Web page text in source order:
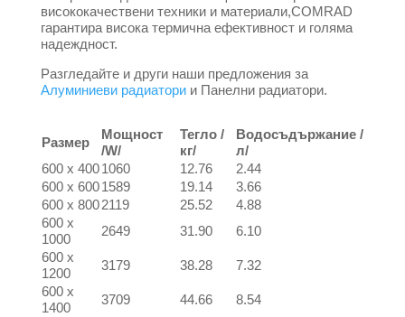
висококачествени техники и материали,COMRAD
гарантира висока термична ефективност и голяма
надеждност.
Разгледайте и други наши предложения за
Алуминиеви радиатории Панелни радиатори.
Размер
Мощност
/W/
Тегло /
кг/
Водосъдържание /
л/
600 x 4001060 12.76
2.44
600 x 6001589 19.14
3.66
600 x 8002119 25.52
4.88
600 x
1000
2649 31.90
6.10
600 x
1200
3179 38.28
7.32
600 x
1400
3709 44.66
8.54